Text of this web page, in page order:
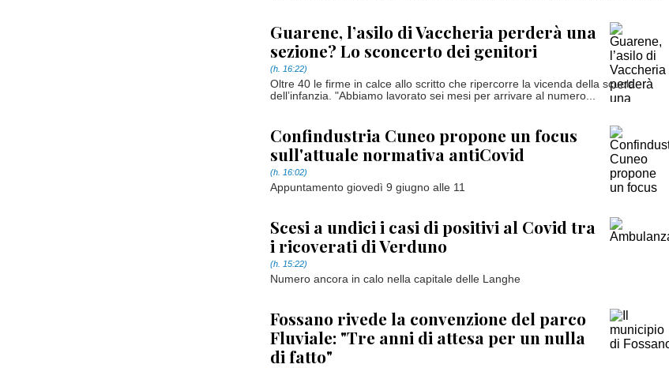
Guarene, l’asilo di Vaccheria perderà una
sezione? Lo sconcerto dei genitori
(h. 16:22)
Oltre 40 le firme in calce allo scritto che ripercorre la vicenda della scuola
dell’infanzia. "Abbiamo lavorato sei mesi per arrivare al numero...
Confindustria Cuneo propone un focus
sull'attuale normativa antiCovid
(h. 16:02)
Appuntamento giovedì 9 giugno alle 11
Scesi a undici i casi di positivi al Covid tra
i ricoverati di Verduno
(h. 15:22)
Numero ancora in calo nella capitale delle Langhe
Fossano rivede la convenzione del parco
Fluviale: "Tre anni di attesa per un nulla
di fatto"